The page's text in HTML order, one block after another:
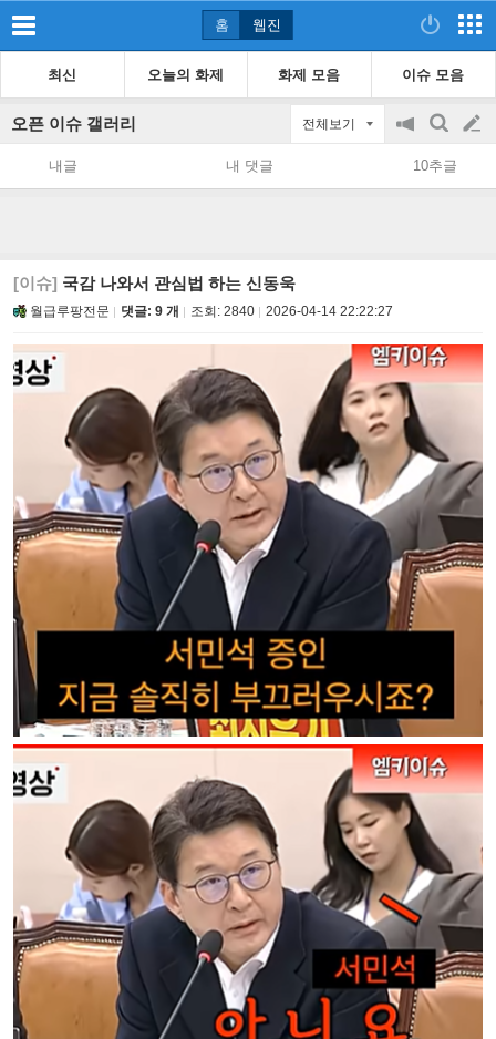
홈 웹진
최신 오늘의 화제 화제 모음 이슈 모음
오픈 이슈 갤러리 전체보기
공
지
on/off
검
색
글
쓰
내글 내 댓글 10추글
[이슈] 국감 나와서 관심법 하는 신동욱
월급루팡전문 댓글: 9 개 조회: 2840 2026-04-14 22:22:27